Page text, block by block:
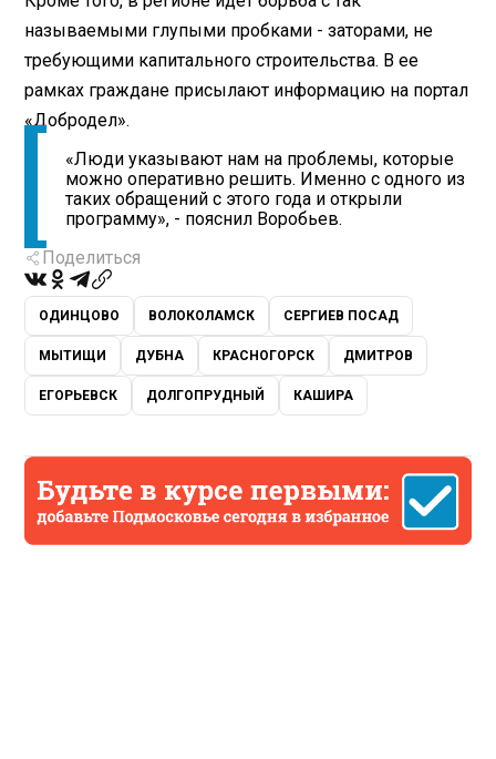
называемыми глупыми пробками - заторами, не
требующими капитального строительства. В ее
рамках граждане присылают информацию на портал
«Добродел».
«Люди указывают нам на проблемы, которые
можно оперативно решить. Именно с одного из
таких обращений с этого года и открыли
программу», - пояснил Воробьев.
Поделиться
ОДИНЦОВО ВОЛОКОЛАМСК СЕРГИЕВ ПОСАД
МЫТИЩИ ДУБНА КРАСНОГОРСК ДМИТРОВ
ЕГОРЬЕВСК ДОЛГОПРУДНЫЙ КАШИРА